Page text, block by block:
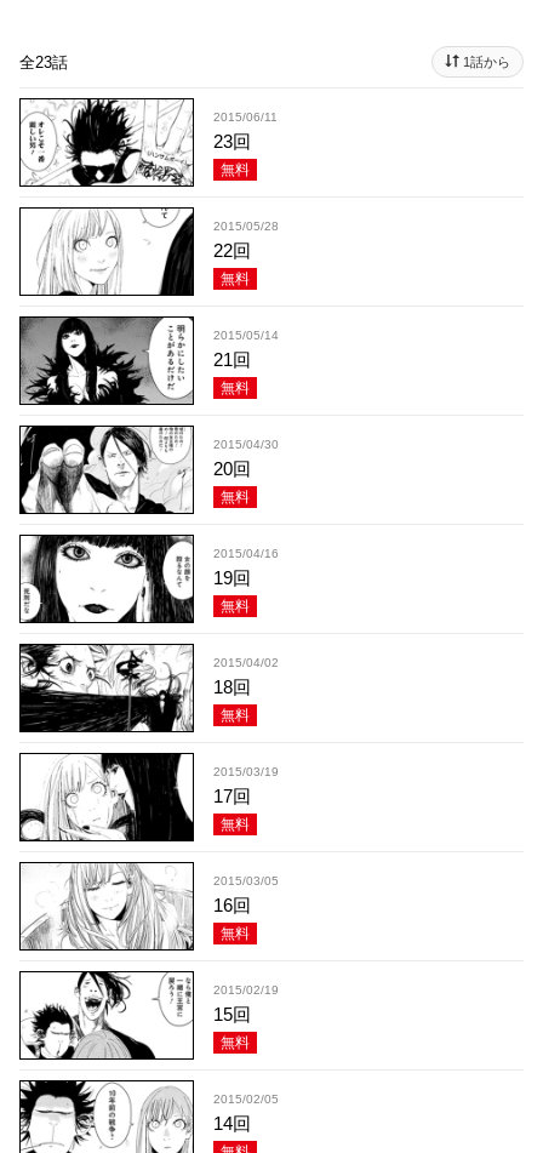
全23話 1話から
2015/06/11
23回
無料
2015/05/28
22回
無料
2015/05/14
21回
無料
2015/04/30
20回
無料
2015/04/16
19回
無料
2015/04/02
18回
無料
2015/03/19
17回
無料
2015/03/05
16回
無料
2015/02/19
15回
無料
2015/02/05
14回